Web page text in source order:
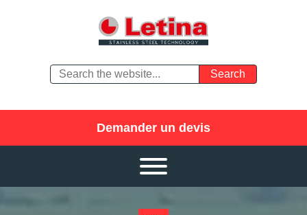
Demander un devis